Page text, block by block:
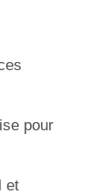
pour
et